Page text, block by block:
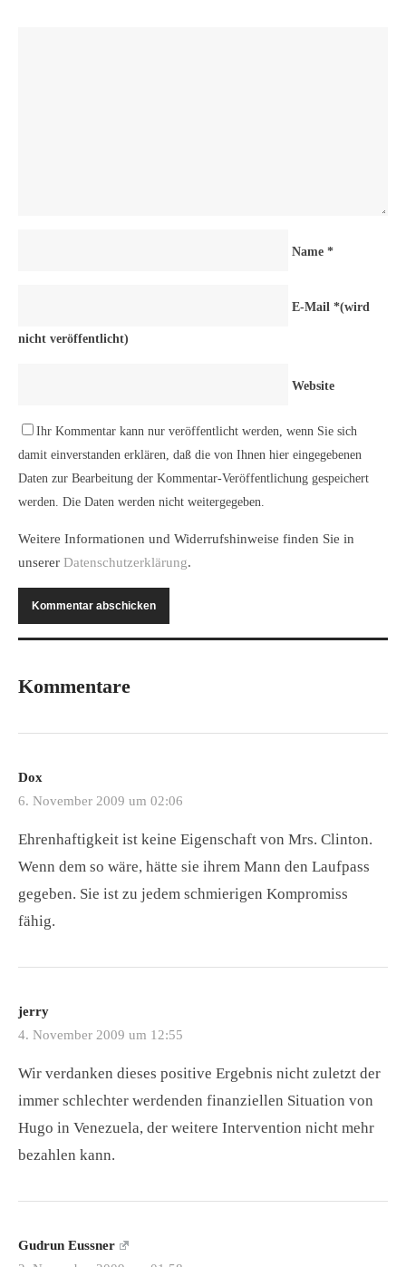
Name *
E-Mail *(wird
nicht veröffentlicht)
Website
Ihr Kommentar kann nur veröffentlicht werden, wenn Sie sich
damit einverstanden erklären, daß die von Ihnen hier eingegebenen
Daten zur Bearbeitung der Kommentar-Veröffentlichung gespeichert
werden. Die Daten werden nicht weitergegeben.
Weitere Informationen und Widerrufshinweise finden Sie in
unserer Datenschutzerklärung.
Kommentare
Dox
6. November 2009 um 02:06
Ehrenhaftigkeit ist keine Eigenschaft von Mrs. Clinton.
Wenn dem so wäre, hätte sie ihrem Mann den Laufpass
gegeben. Sie ist zu jedem schmierigen Kompromiss
fähig.
jerry
4. November 2009 um 12:55
Wir verdanken dieses positive Ergebnis nicht zuletzt der
immer schlechter werdenden finanziellen Situation von
Hugo in Venezuela, der weitere Intervention nicht mehr
bezahlen kann.
Gudrun Eussner